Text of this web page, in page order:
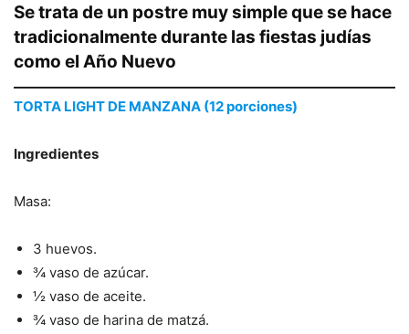
Se trata de un postre muy simple que se hace
tradicionalmente durante las fiestas judías
como el Año Nuevo
TORTA LIGHT DE MANZANA (12 porciones)
Ingredientes
Masa:
3 huevos.
¾ vaso de azúcar.
½ vaso de aceite.
¾ vaso de harina de matzá.